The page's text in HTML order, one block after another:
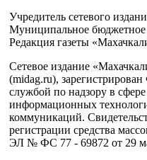
Учредитель сетевого
Муниципальное бюджетное
Редакция газеты
Сетевое издание
(midag.ru),
службой по надзору в сфере
информационных
коммуникаций.
регистрации средства
ЭЛ № ФС 77 - 69872 от 29